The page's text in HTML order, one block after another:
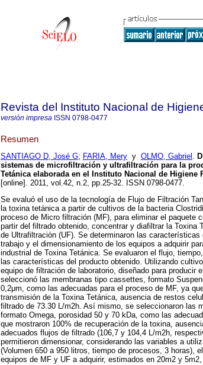
Revista del Instituto Nacional de
versión impresa ISSN 0798-0477
Resumen
SANTIAGO D, José G; FARIA, Mery y OLMO, Gabriel .
sistemas de microfiltración y ultrafiltración para la
Tetánica elaborada en el Instituto Nacional de Higiene
[online]. 2011, vol.42, n.2, pp.25-32. ISSN 0798-0477.
Se evaluó el uso de la tecnología de Flujo de Filtración
la toxina tetánica a partir de cultivos de la bacteria
proceso de Micro filtración (MF), para eliminar el paquete
partir del filtrado obtenido, concentrar y diafiltrar la Toxina
de Ultrafiltración (UF). Se determinaron las
trabajo y el dimensionamiento de los equipos a adquirir
industrial de Toxina Tetánica. Se evaluaron el flujo,
las características del producto obtenido. Utilizando
equipo de filtración de laboratorio, diseñado para producir
seleccionó las membranas tipo cassettes, formato
0,2μm, como las adecuadas para el proceso de MF, ya
transmisión de la Toxina Tetánica, ausencia de restos
filtrado de 73.30 L/m2h. Así mismo, se seleccionaron las
formato Omega, porosidad 50 y 70 kDa, como las
que mostraron 100% de recuperación de la toxina,
adecuados flujos de filtrado (106,7 y 104,4 L/m2h,
permitieron dimensionar, considerando las variables a
(Volumen 650 a 950 litros, tiempo de procesos, 3 horas),
equipos de MF y UF a adquirir, estimados en 20m2 y